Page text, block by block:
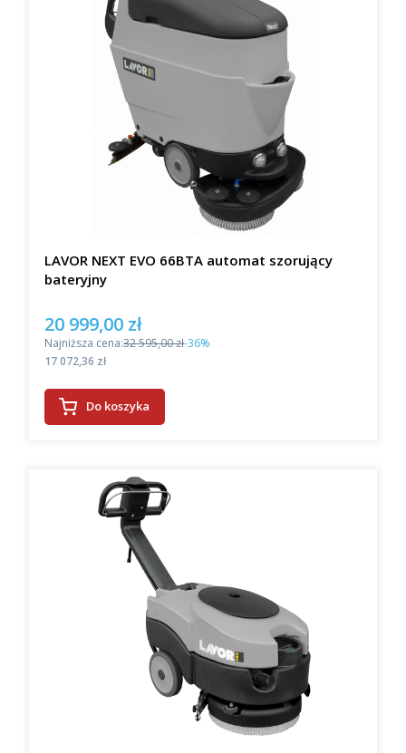
LAVOR NEXT EVO 66BTA automat szorujący
bateryjny
Cena promocyjna
20 999,00 zł
Najniższa cena:32 595,00 zł-36%
Cena
17 072,36 zł
Do koszyka